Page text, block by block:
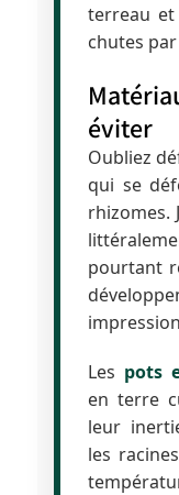
terreau et
chutes
éviter
Oubliez
qui se
rhizomes.
pourtant
Les pots
en terre
leur
les